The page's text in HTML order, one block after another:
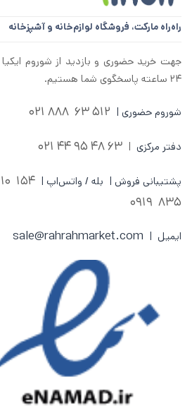
راه‌راه مارکت، فروشگاه لوازم‌خانه و آشپزخانه
۲۴ ساعته پاسخگوی شما هستیم.
شوروم حضوری | 512 63 888 021
دفتر مرکزی |
63 48 95 44 021
پشتیبانی فروش | بله / واتس‌اپ | 154 10 35
835 0919
ایمیل | sale@rahrahmarket.com